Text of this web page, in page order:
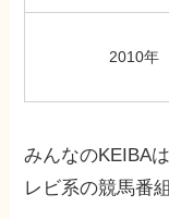
2010年
みんなのKEIBA
レビ系の競馬番